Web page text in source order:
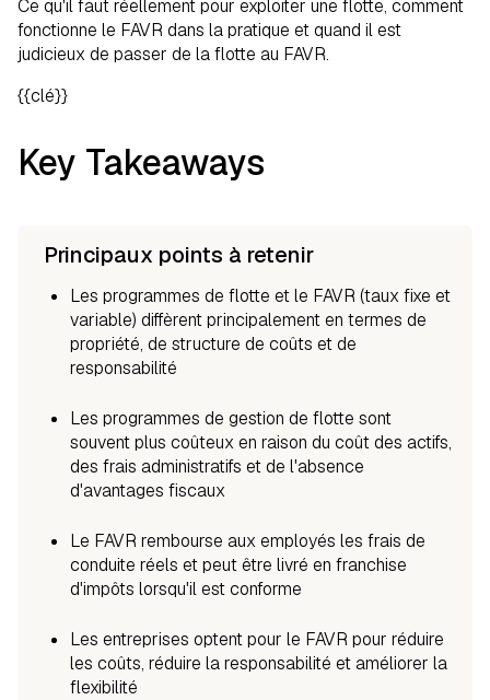
Ce qu'il faut réellement pour exploiter une flotte, comment
fonctionne le FAVR dans la pratique et quand il est
judicieux de passer de la flotte au FAVR.
{{clé}}
Key Takeaways
Principaux points à retenir
Les programmes de flotte et le FAVR (taux fixe et
variable) diffèrent principalement en termes de
propriété, de structure de coûts et de
responsabilité
Les programmes de gestion de flotte sont
souvent plus coûteux en raison du coût des actifs,
des frais administratifs et de l'absence
d'avantages fiscaux
Le FAVR rembourse aux employés les frais de
conduite réels et peut être livré en franchise
d'impôts lorsqu'il est conforme
Les entreprises optent pour le FAVR pour réduire
les coûts, réduire la responsabilité et améliorer la
flexibilité